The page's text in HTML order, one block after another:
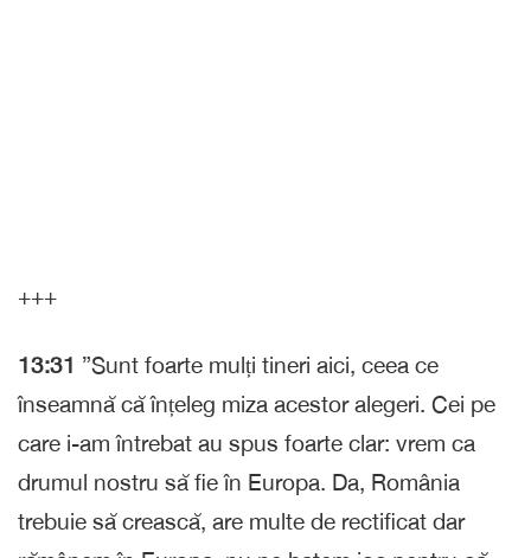
+++
13:31 ”Sunt foarte mulți tineri aici, ceea ce
înseamnă că înțeleg miza acestor alegeri. Cei pe
care i-am întrebat au spus foarte clar: vrem ca
drumul nostru să fie în Europa. Da, România
trebuie să crească, are multe de rectificat dar